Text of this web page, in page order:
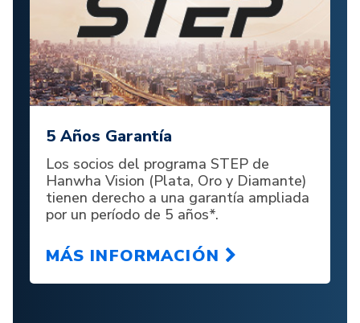
5 Años Garantía
Los socios del programa STEP de
Hanwha Vision (Plata, Oro y Diamante)
tienen derecho a una garantía ampliada
por un período de 5 años*.
MÁS INFORMACIÓN